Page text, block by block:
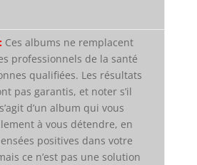
Ces albums ne remplacent
professionnels de la santé
qualifiées. Les résultats
pas garantis, et noter s’il
d’un album qui vous
à vous détendre, en
positives dans votre
ce n’est pas une solution